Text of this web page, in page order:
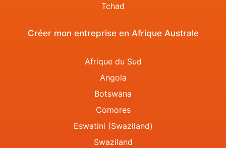
Tchad
Créer mon entreprise en Afrique Australe
Afrique du Sud
Angola
Botswana
Comores
Eswatini (Swaziland)
Swaziland